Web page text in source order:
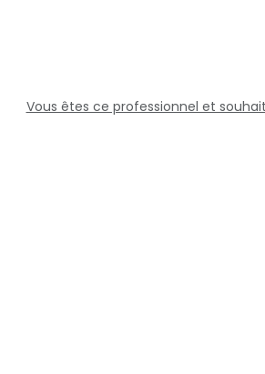
Vous êtes ce professionnel et